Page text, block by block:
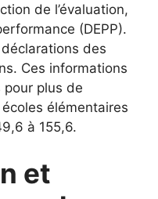
de l’évaluation,
(DEPP).
des
Ces informations
pour plus de
écoles élémentaires
à 155,6.
et